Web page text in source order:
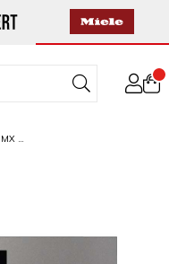
Miele H 7840 BMX Ankastre Kulpsuz Mikrodalgalı Fırın Gri